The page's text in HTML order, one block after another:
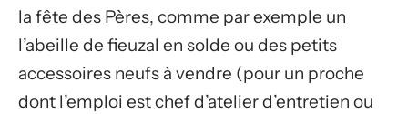
la fête des Pères, comme par exemple un
l’abeille de fieuzal en solde ou des petits
accessoires neufs à vendre (pour un proche
dont l’emploi est chef d’atelier d’entretien ou